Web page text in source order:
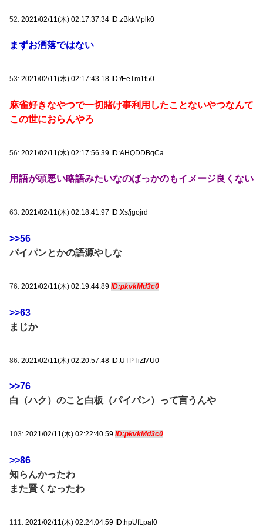
52: 2021/02/11(木) 02:17:37.34 ID:zBkkMplk0
まずお洒落ではない
53: 2021/02/11(木) 02:17:43.18 ID:/EeTm1f50
麻雀好きなやつで一切賭け事利用したことないやつなんて
この世におらんやろ
56: 2021/02/11(木) 02:17:56.39 ID:AHQDDBqCa
用語が頭悪い略語みたいなのばっかのもイメージ良くない
63: 2021/02/11(木) 02:18:41.97 ID:Xs/jgojrd
>>56
パイパンとかの語源やしな
76: 2021/02/11(木) 02:19:44.89 ID:pkvkMd3c0
>>63
まじか
86: 2021/02/11(木) 02:20:57.48 ID:UTPTiZMU0
>>76
白（ハク）のこと白板（パイパン）って言うんや
103: 2021/02/11(木) 02:22:40.59 ID:pkvkMd3c0
>>86
知らんかったわ
また賢くなったわ
111: 2021/02/11(木) 02:24:04.59 ID:hpUfLpaI0